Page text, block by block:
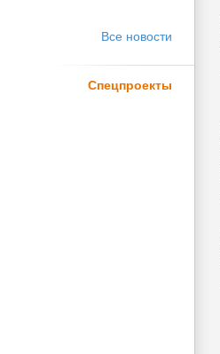
Все новости
Спецпроекты